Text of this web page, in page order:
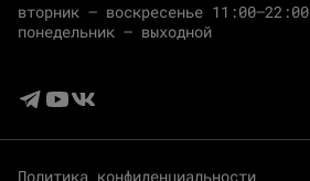
вторник — воскресенье 11:00–22:00
понедельник — выходной
Политика конфиденциальности